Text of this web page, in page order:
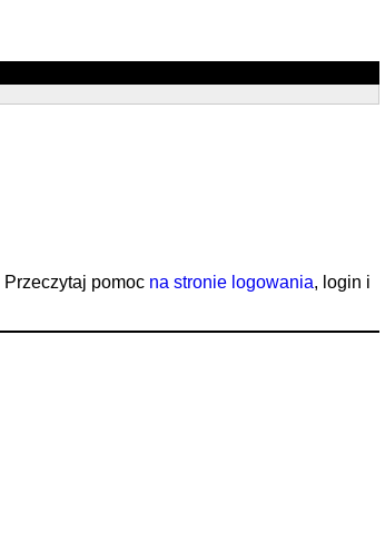
Przeczytaj pomoc na stronie logowania, login i